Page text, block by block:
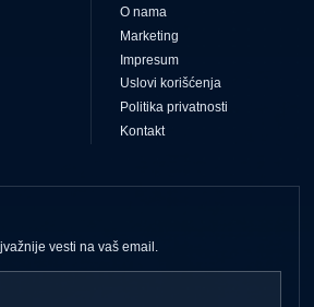
O nama
Marketing
Impresum
Uslovi korišćenja
Politika privatnosti
Kontakt
vesti na vaš email.